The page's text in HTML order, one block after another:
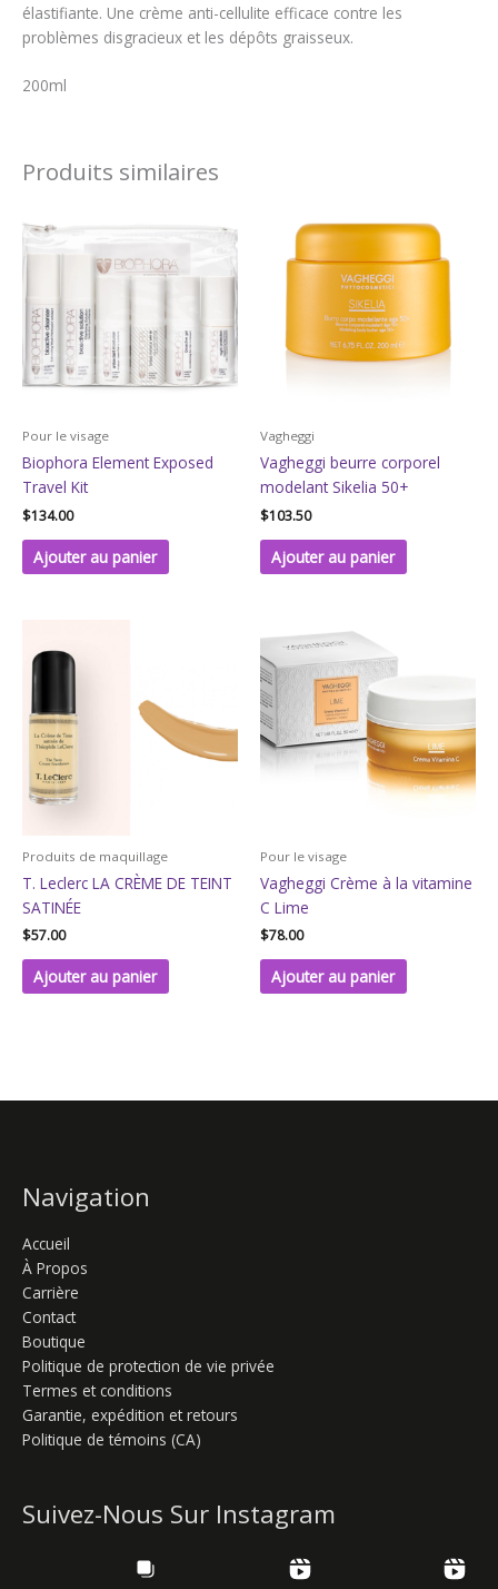
élastifiante. Une crème anti-cellulite efficace contre les
problèmes disgracieux et les dépôts graisseux.
200ml
Produits similaires
Pour le visage
Biophora Element Exposed
Travel Kit
$134.00
Ajouter au panier
Vagheggi
Vagheggi beurre corporel
modelant Sikelia 50+
$103.50
Ajouter au panier
Produits de maquillage
T. Leclerc LA CRÈME DE TEINT
SATINÉE
$57.00
Ajouter au panier
Pour le visage
Vagheggi Crème à la vitamine
C Lime
$78.00
Ajouter au panier
Navigation
Accueil
À Propos
Carrière
Contact
Boutique
Politique de protection de vie privée
Termes et conditions
Garantie, expédition et retours
Politique de témoins (CA)
Suivez-Nous Sur Instagram